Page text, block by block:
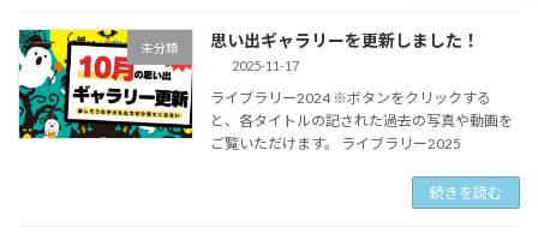
未分類 思い出ギャラリーを更新しました！
2025-11-17
ライブラリー2024 ※ボタンをクリックする
と、各タイトルの記された過去の写真や動画を
ご覧いただけます。 ライブラリー2025
続きを読む